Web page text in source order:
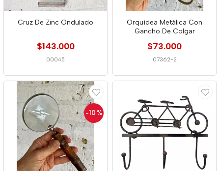
Cruz De Zinc Ondulado
$143.000
00045
Orquídea Metálica Con
Gancho De Colgar
$73.000
07362-2
-10 %